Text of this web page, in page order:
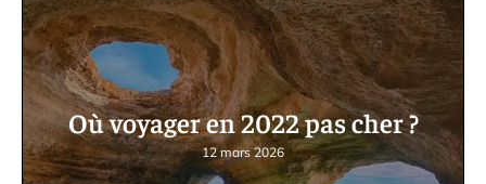
Où voyager en 2022 pas cher ?
12 mars 2026